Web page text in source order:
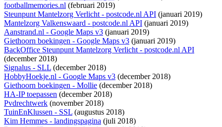
footballmemories.nl (februari 2019)
Steunpunt Mantelzorg Verlicht - postcode.nl API (januari 2019)
Mantelzorg Valkenswaard - postcode.nl API (januari 2019)
Aanstrand.nl - Google Maps v3 (januari 2019)
Giethoorn boekingen - Google Maps v3 (januari 2019)
BackOffice Steunpunt Mantelzorg Verlicht - postcode.nl API
(december 2018)
Signalus - SLL (december 2018)
HobbyHoekje.nl - Google Maps v3 (december 2018)
Giethoorn boekingen - Mollie (december 2018)
HA-IP toepassen (december 2018)
Pvdrechtwerk (november 2018)
TuinEnKlussen - SSL (augustus 2018)
Kim Hemmes - landingspagina (juli 2018)